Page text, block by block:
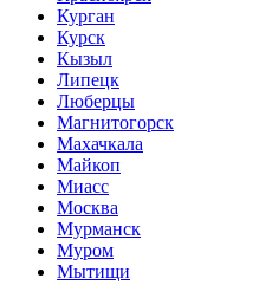
Курган
Курск
Кызыл
Липецк
Люберцы
Магнитогорск
Махачкала
Майкоп
Миасс
Москва
Мурманск
Муром
Мытищи